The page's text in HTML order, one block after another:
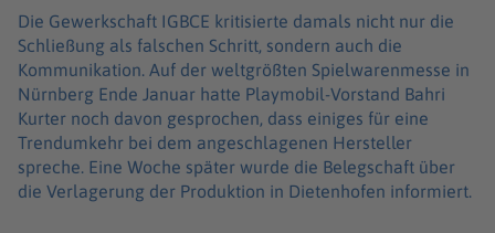
Die Gewerkschaft IGBCE kritisierte damals nicht nur die
Schließung als falschen Schritt, sondern auch die
Kommunikation. Auf der weltgrößten Spielwarenmesse in
Nürnberg Ende Januar hatte Playmobil-Vorstand Bahri
Kurter noch davon gesprochen, dass einiges für eine
Trendumkehr bei dem angeschlagenen Hersteller
spreche. Eine Woche später wurde die Belegschaft über
die Verlagerung der Produktion in Dietenhofen informiert.